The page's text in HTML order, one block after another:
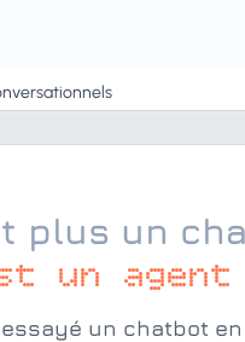
plus un
un agent
un chatbot en